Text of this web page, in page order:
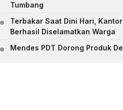
Tumbang
Terbakar Saat Dini Hari,
Berhasil Diselamatkan Warga
Mendes PDT Dorong Produk